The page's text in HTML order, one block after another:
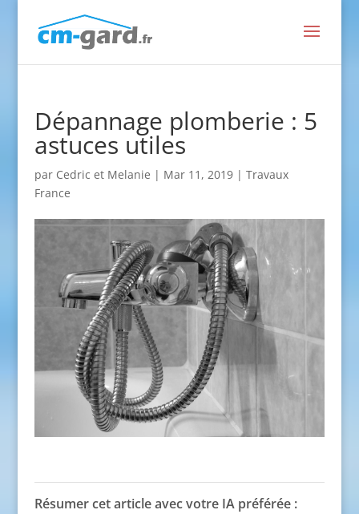
Dépannage plomberie : 5
astuces utiles
par Cedric et Melanie | Mar 11, 2019| Travaux
France
Résumer cet article avec votre IA préférée :